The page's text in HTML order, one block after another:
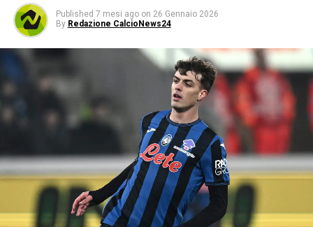
Published 7 mesi ago on 26 Gennaio 2026
By Redazione CalcioNews24